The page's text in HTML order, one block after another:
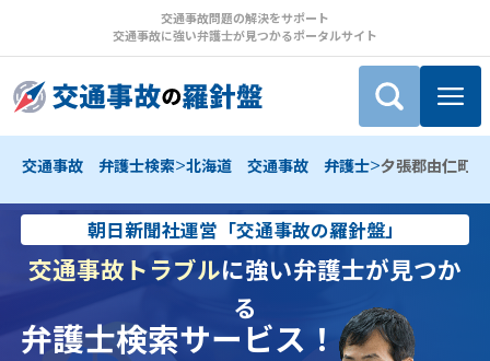
交通事故問題の解決をサポート
交通事故に強い弁護士が見つかるポータルサイト
交通事故 弁護士検索>北海道 交通事故 弁護士>夕張郡由仁町
朝日新聞社運営「交通事故の羅針盤」
交通事故トラブルに強い弁護士が見つか
る
弁護士検索サービス！